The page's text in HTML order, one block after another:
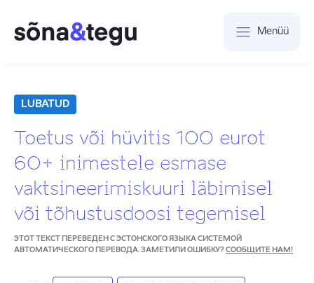
Menüü
LUBATUD
Toetus või hüvitis 100 eurot
60+ inimestele esmase
vaktsineerimiskuuri läbimisel
või tõhustusdoosi tegemisel
ЭТОТ ТЕКСТ ПЕРЕВЕДЕН С ЭСТОНСКОГО ЯЗЫКА СИСТЕМОЙ
АВТОМАТИЧЕСКОГО ПЕРЕВОДА. ЗАМЕТИЛИ ОШИБКУ? СООБЩИТЕ НАМ!